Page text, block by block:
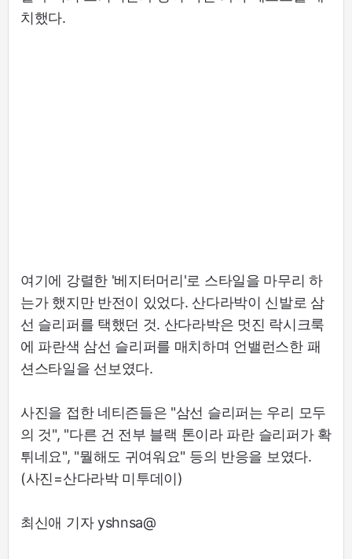
치했다.
여기에 강렬한 '베지터머리'로 스타일을 마무리 하
는가 했지만 반전이 있었다. 산다라박이 신발로 삼
선 슬리퍼를 택했던 것. 산다라박은 멋진 락시크룩
에 파란색 삼선 슬리퍼를 매치하며 언밸런스한 패
션스타일을 선보였다.
사진을 접한 네티즌들은 "삼선 슬리퍼는 우리 모두
의 것", "다른 건 전부 블랙 톤이라 파란 슬리퍼가 확
튀네요", "뭘해도 귀여워요" 등의 반응을 보였다.
(사진=산다라박 미투데이)
최신애 기자 yshnsa@